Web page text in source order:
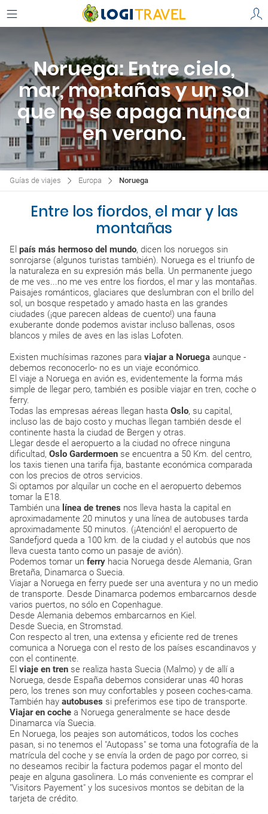
Noruega: Entre cielo,
mar, montañas y un sol
que no se apaga nunca
en verano.
Guías de viajes Europa Noruega
Entre los fiordos, el mar y las
montañas
El país más hermoso del mundo, dicen los noruegos sin
sonrojarse (algunos turistas también). Noruega es el triunfo de
la naturaleza en su expresión más bella. Un permanente juego
de me ves...no me ves entre los fiordos, el mar y las montañas.
Paisajes románticos, glaciares que deslumbran con el brillo del
sol, un bosque respetado y amado hasta en las grandes
ciudades (¡que parecen aldeas de cuento!) una fauna
exuberante donde podemos avistar incluso ballenas, osos
blancos y miles de aves en las islas Lofoten.
Existen muchísimas razones para viajar a Noruega aunque -
debemos reconocerlo- no es un viaje económico.
El viaje a Noruega en avión es, evidentemente la forma más
simple de llegar pero, también es posible viajar en tren, coche o
ferry.
Todas las empresas aéreas llegan hasta Oslo, su capital,
incluso las de bajo costo y muchas llegan también desde el
continente hasta la ciudad de Bergen y otras.
Llegar desde el aeropuerto a la ciudad no ofrece ninguna
dificultad, Oslo Gardermoen se encuentra a 50 Km. del centro,
los taxis tienen una tarifa fija, bastante económica comparada
con los precios de otros servicios.
Si optamos por alquilar un coche en el aeropuerto debemos
tomar la E18.
También una línea de trenes nos lleva hasta la capital en
aproximadamente 20 minutos y una línea de autobuses tarda
aproximadamente 50 minutos. (¡Atención! el aeropuerto de
Sandefjord queda a 100 km. de la ciudad y el autobús que nos
lleva cuesta tanto como un pasaje de avión).
Podemos tomar un ferry hacia Noruega desde Alemania, Gran
Bretaña, Dinamarca o Suecia.
Viajar a Noruega en ferry puede ser una aventura y no un medio
de transporte. Desde Dinamarca podemos embarcarnos desde
varios puertos, no sólo en Copenhague.
Desde Alemania debemos embarcarnos en Kiel.
Desde Suecia, en Stromstad.
Con respecto al tren, una extensa y eficiente red de trenes
comunica a Noruega con el resto de los países escandinavos y
con el continente.
El viaje en tren se realiza hasta Suecia (Malmo) y de allí a
Noruega, desde España debemos considerar unas 40 horas
pero, los trenes son muy confortables y poseen coches-cama.
También hay autobuses si preferimos ese tipo de transporte.
Viajar en coche a Noruega generalmente se hace desde
Dinamarca vía Suecia.
En Noruega, los peajes son automáticos, todos los coches
pasan, si no tenemos el "Autopass" se toma una fotografía de la
matrícula del coche y se envía la orden de pago por correo, si
no deseamos recibir la factura podemos pagar el monto del
peaje en alguna gasolinera. Lo más conveniente es comprar el
"Visitors Payement" y los sucesivos montos se debitan de la
tarjeta de crédito.